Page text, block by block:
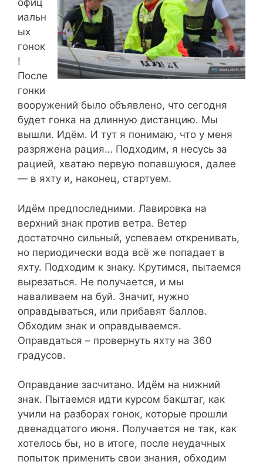
офиц
иальн
ых
гонок
!
После
гонки
вооружений было объявлено, что сегодня
будет гонка на длинную дистанцию. Мы
вышли. Идём. И тут я понимаю, что у меня
разряжена рация… Подходим, я несусь за
рацией, хватаю первую попавшуюся, далее
— в яхту и, наконец, стартуем.
Идём предпоследними. Лавировка на
верхний знак против ветра. Ветер
достаточно сильный, успеваем откренивать,
но периодически вода всё же попадает в
яхту. Подходим к знаку. Крутимся, пытаемся
вырезаться. Не получается, и мы
наваливаем на буй. Значит, нужно
оправдываться, или прибавят баллов.
Обходим знак и оправдываемся.
Оправдаться – провернуть яхту на 360
градусов.
Оправдание засчитано. Идём на нижний
знак. Пытаемся идти курсом бакштаг, как
учили на разборах гонок, которые прошли
двенадцатого июня. Получается не так, как
хотелось бы, но в итоге, после неудачных
попыток применить свои знания, обходим